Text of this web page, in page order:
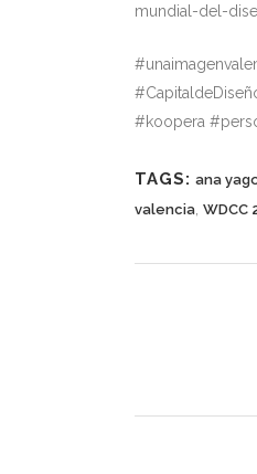
mundial-del-
#koopera
TAGS: ana
valencia WDCC